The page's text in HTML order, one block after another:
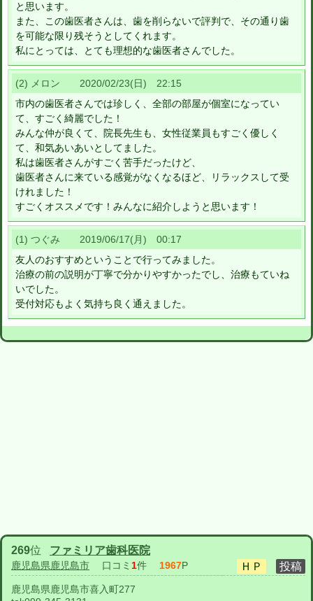
と思います。
また、この歯医者さんは、歯を削らないで評判で、その通り歯
を可能な限り残そうとしてくれます。
私にとっては、とても理想的な歯医者さんでした。
(2) メロン 2020/02/23(日) 22:15
市内の歯医者さんでは珍しく、全部の部屋が個室になってい
て、すごく綺麗でした！
みんな仲が良くて、院長先生も、女性従業員もすごく優しく
て、和気あいあいとしてました。
私は歯医者さんがすごく苦手だったけど、
歯医者さんに来ている感覚がなくなるほど、リラックスして受
けれました！
すごくオススメです！みんなに紹介しようと思います！
(1) つぐみ 2019/06/17(月) 00:17
友人のおすすめということで行ってみました。
治療の前の説明が丁寧で分かりやすかったでし、治療もていね
いでした。
受付対応もよく気持ち良く通えました。
269位 ファミリア歯科医院
鹿児島県鹿児島市 口コミ 1件 1967P
鹿児島県鹿児島市喜入町277